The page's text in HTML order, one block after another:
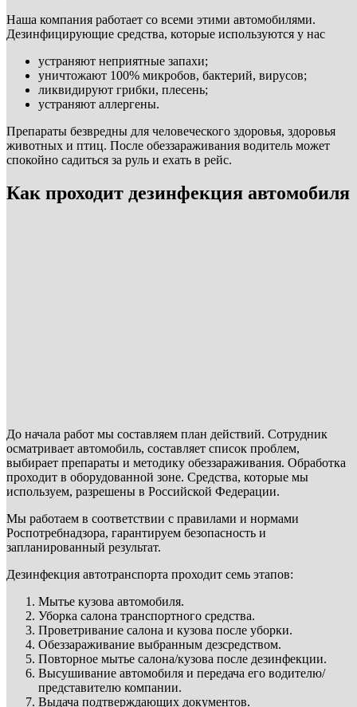
Наша компания работает со всеми этими автомобилями.
Дезинфицирующие средства, которые используются у нас
устраняют неприятные запахи;
уничтожают 100% микробов, бактерий, вирусов;
ликвидируют грибки, плесень;
устраняют аллергены.
Препараты безвредны для человеческого здоровья, здоровья
животных и птиц. После обеззараживания водитель может
спокойно садиться за руль и ехать в рейс.
Как проходит дезинфекция автомобиля
До начала работ мы составляем план действий. Сотрудник
осматривает автомобиль, составляет список проблем,
выбирает препараты и методику обеззараживания. Обработка
проходит в оборудованной зоне. Средства, которые мы
используем, разрешены в Российской Федерации.
Мы работаем в соответствии с правилами и нормами
Роспотребнадзора, гарантируем безопасность и
запланированный результат.
Дезинфекция автотранспорта проходит семь этапов:
Мытье кузова автомобиля.
Уборка салона транспортного средства.
Проветривание салона и кузова после уборки.
Обеззараживание выбранным дезсредством.
Повторное мытье салона/кузова после дезинфекции.
Высушивание автомобиля и передача его водителю/
представителю компании.
Выдача подтверждающих документов.